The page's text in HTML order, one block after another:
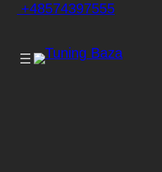
+48574397555